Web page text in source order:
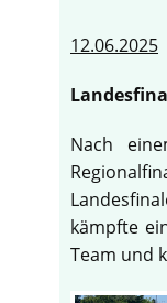
12.06.2025
Nach
kämpfte
Team und